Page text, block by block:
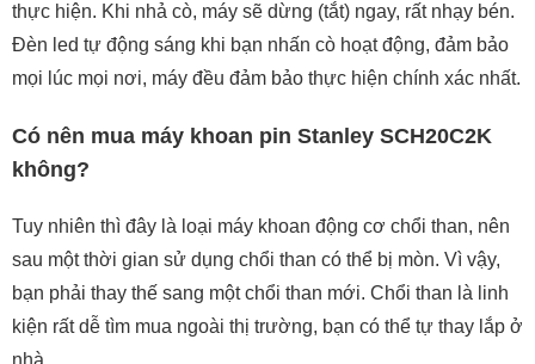
thực hiện. Khi nhả cò, máy sẽ dừng (tắt) ngay, rất nhạy bén.
Đèn led tự động sáng khi bạn nhấn cò hoạt động, đảm bảo
mọi lúc mọi nơi, máy đều đảm bảo thực hiện chính xác nhất.
Có nên mua máy khoan pin Stanley SCH20C2K
không?
Tuy nhiên thì đây là loại máy khoan động cơ chổi than, nên
sau một thời gian sử dụng chổi than có thể bị mòn. Vì vậy,
bạn phải thay thế sang một chổi than mới. Chổi than là linh
kiện rất dễ tìm mua ngoài thị trường, bạn có thể tự thay lắp ở